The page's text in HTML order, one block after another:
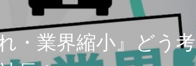
・業界縮小』どう考